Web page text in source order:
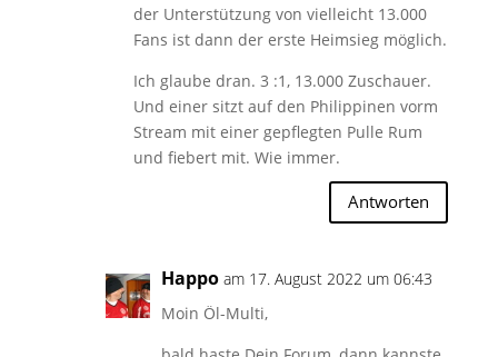
der Unterstützung von vielleicht 13.000
Fans ist dann der erste Heimsieg möglich.
Ich glaube dran. 3 :1, 13.000 Zuschauer.
Und einer sitzt auf den Philippinen vorm
Stream mit einer gepflegten Pulle Rum
und fiebert mit. Wie immer.
Antworten
Happo am 17. August 2022 um 06:43
Moin Öl-Multi,